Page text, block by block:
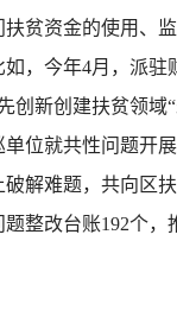
贫资金的使用、
，今年4月，派
创新创建扶贫领
位就共性问题开
解难题，共向区
整改台账192个